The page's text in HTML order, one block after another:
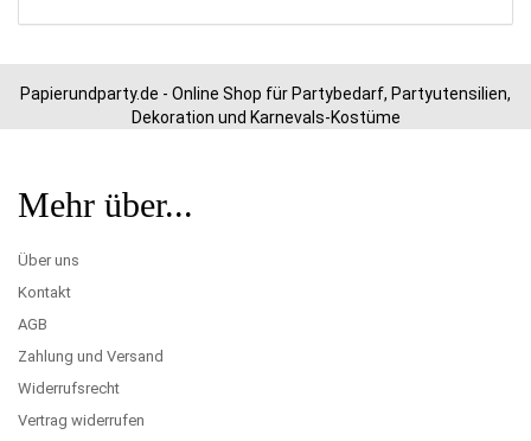
Papierundparty.de - Online Shop für Partybedarf, Partyutensilien,
Dekoration und Karnevals-Kostüme
Mehr über...
Über uns
Kontakt
AGB
Zahlung und Versand
Widerrufsrecht
Vertrag widerrufen